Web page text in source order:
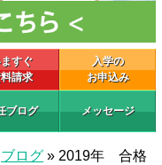
すぐ
請求
入学の
お申込み
ブログ メッセージ
ブログ » 2019年 合格